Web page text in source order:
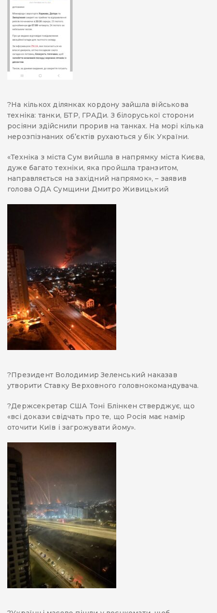
?На кількох ділянках кордону зайшла військова
техніка: танки, БТР, ГРАДи. З білоруської сторони
росіяни здійснили прорив на танках. На морі кілька
нерозпізнаних об’єктів рухаються у бік України.
«Техніка з міста Сум вийшла в напрямку міста Києва,
дуже багато техніки, яка пройшла транзитом,
направляється на західний напрямок», – заявив
голова ОДА Сумщини Дмитро Живицький
?Президент Володимир Зеленський наказав
утворити Ставку Верховного головнокомандувача.
?Держсекретар США Тоні Блінкен стверджує, що
«всі докази свідчать про те, що Росія має намір
оточити Київ і загрожувати йому».